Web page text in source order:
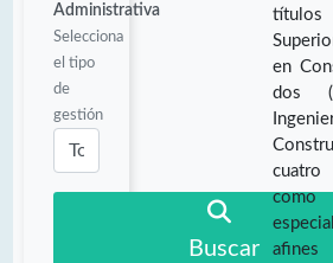
Administrativa
Selecciona
el tipo
de
gestión
Buscar
en
dos
como
afines